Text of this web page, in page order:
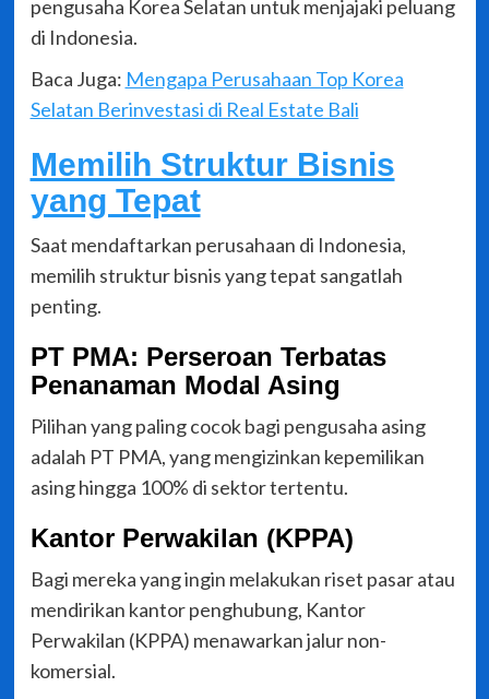
pengusaha Korea Selatan untuk menjajaki peluang
di Indonesia.
Baca Juga: Mengapa Perusahaan Top Korea
Selatan Berinvestasi di Real Estate Bali
Memilih Struktur Bisnis
yang Tepat
Saat mendaftarkan perusahaan di Indonesia,
memilih struktur bisnis yang tepat sangatlah
penting.
PT PMA: Perseroan Terbatas
Penanaman Modal Asing
Pilihan yang paling cocok bagi pengusaha asing
adalah PT PMA, yang mengizinkan kepemilikan
asing hingga 100% di sektor tertentu.
Kantor Perwakilan (KPPA)
Bagi mereka yang ingin melakukan riset pasar atau
mendirikan kantor penghubung, Kantor
Perwakilan (KPPA) menawarkan jalur non-
komersial.